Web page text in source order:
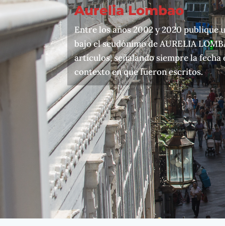
Aurelia Lombao
Entre los años 2002 y 2020 publique
bajo el seudónimo de AURELIA
artículos, señalando siempre la fecha
contexto en que fueron escritos.